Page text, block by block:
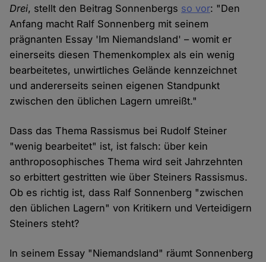
Drei, stellt den Beitrag Sonnenbergs so vor: "Den
Anfang macht Ralf Sonnenberg mit seinem
prägnanten Essay 'Im Niemandsland' – womit er
einerseits diesen Themenkomplex als ein wenig
bearbeitetes, unwirtliches Gelände kennzeichnet
und andererseits seinen eigenen Standpunkt
zwischen den üblichen Lagern umreißt."
Dass das Thema Rassismus bei Rudolf Steiner
"wenig bearbeitet" ist, ist falsch: über kein
anthroposophisches Thema wird seit Jahrzehnten
so erbittert gestritten wie über Steiners Rassismus.
Ob es richtig ist, dass Ralf Sonnenberg "zwischen
den üblichen Lagern" von Kritikern und Verteidigern
Steiners steht?
In seinem Essay "Niemandsland" räumt Sonnenberg